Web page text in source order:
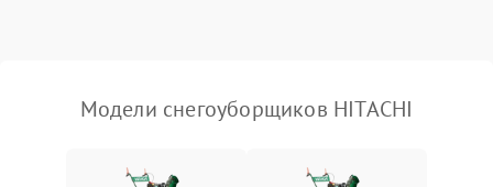
Модели снегоуборщиков HITACHI